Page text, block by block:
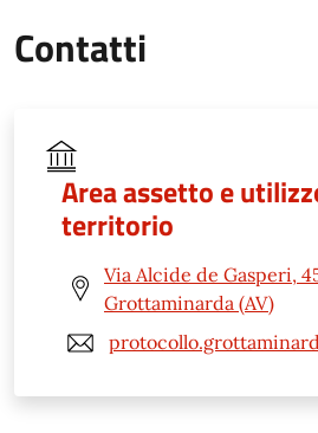
Contatti
Area assetto e
territorio
Via Alcide de Gasperi,
Grottaminarda (AV)